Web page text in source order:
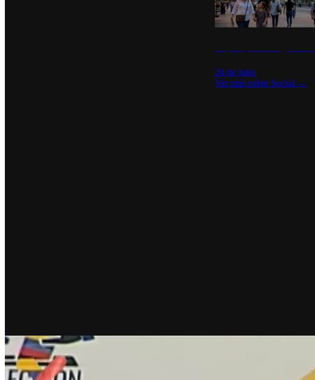
24 de julio
Ver más sobre Social →